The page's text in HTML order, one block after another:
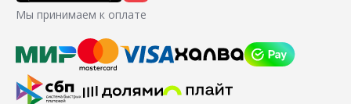
Мы принимаем к оплате